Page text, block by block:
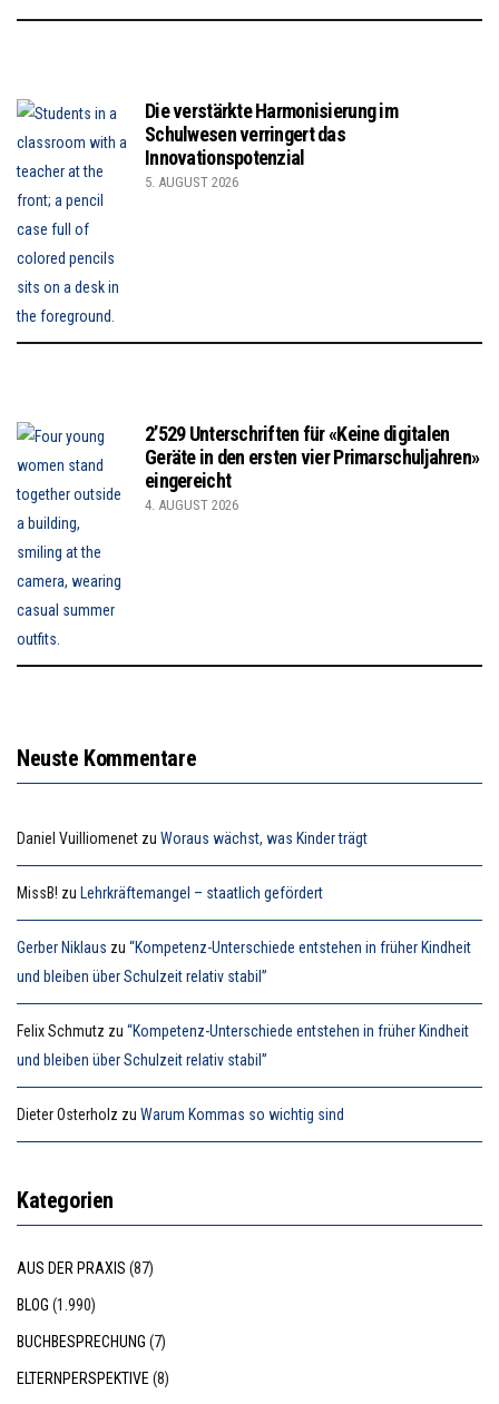
Die verstärkte Harmonisierung im
Schulwesen verringert das
Innovationspotenzial
5. AUGUST 2026
2’529 Unterschriften für «Keine digitalen
Geräte in den ersten vier Primarschuljahren»
eingereicht
4. AUGUST 2026
Neuste Kommentare
Daniel Vuilliomenet zu Woraus wächst, was Kinder trägt
MissB! zu Lehrkräftemangel – staatlich gefördert
Gerber Niklaus zu “Kompetenz-Unterschiede entstehen in früher Kindheit
und bleiben über Schulzeit relativ stabil”
Felix Schmutz zu “Kompetenz-Unterschiede entstehen in früher Kindheit
und bleiben über Schulzeit relativ stabil”
Dieter Osterholz zu Warum Kommas so wichtig sind
Kategorien
AUS DER PRAXIS (87)
BLOG (1.990)
BUCHBESPRECHUNG (7)
ELTERNPERSPEKTIVE (8)